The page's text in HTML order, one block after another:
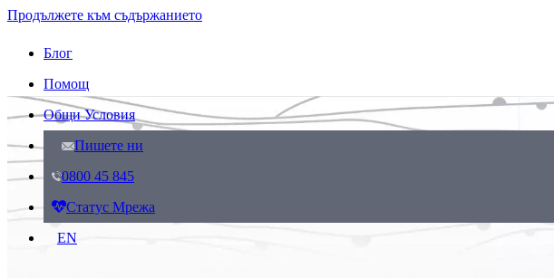
Продължете към съдържанието
Блог
Помощ
Общи Условия
Пишете ни
0800 45 845
Статус Мрежа
EN